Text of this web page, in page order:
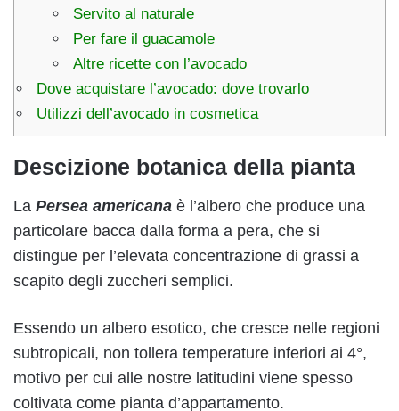
Servito al naturale
Per fare il guacamole
Altre ricette con l’avocado
Dove acquistare l’avocado: dove trovarlo
Utilizzi dell’avocado in cosmetica
Descizione botanica della pianta
La Persea americana è l’albero che produce una
particolare bacca dalla forma a pera, che si
distingue per l’elevata concentrazione di grassi a
scapito degli zuccheri semplici.
Essendo un albero esotico, che cresce nelle regioni
subtropicali, non tollera temperature inferiori ai 4°,
motivo per cui alle nostre latitudini viene spesso
coltivata come pianta d’appartamento.